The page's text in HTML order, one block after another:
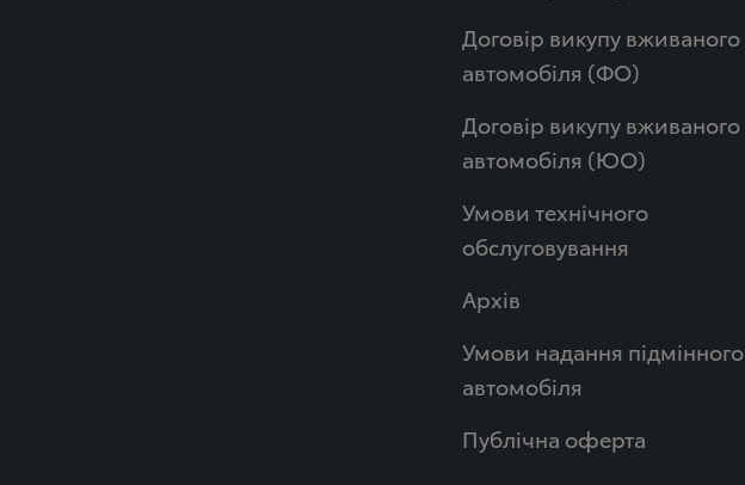
Договір викупу вживаного
автомобіля (ФО)
Договір викупу вживаного
автомобіля (ЮО)
Умови технічного
обслуговування
Архів
Умови надання підмінного
автомобіля
Публічна оферта